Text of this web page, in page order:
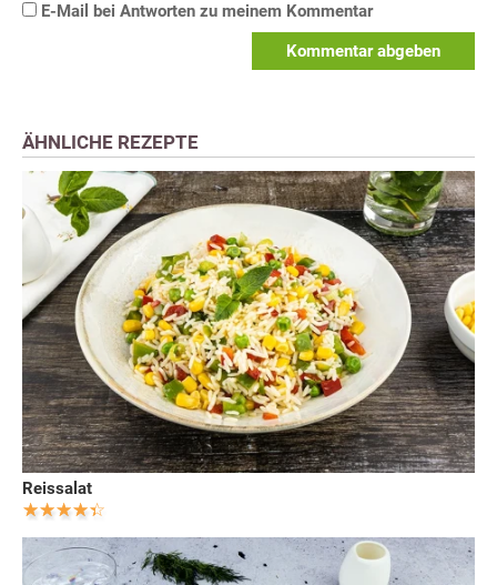
E-Mail bei Antworten zu meinem Kommentar
Kommentar abgeben
ÄHNLICHE REZEPTE
Reissalat